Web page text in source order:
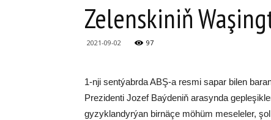
Zelenskiniň
2021-09-02 97
1-nji sentýabrda ABŞ-a resmi sapar bilen
Prezidenti Jozef Baýdeniň arasynda
gyzyklandyrýan birnäçe möhüm meseleler,